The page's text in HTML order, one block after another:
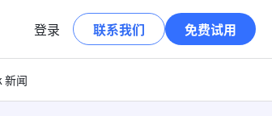
登录 联系我们 免费试用
新闻